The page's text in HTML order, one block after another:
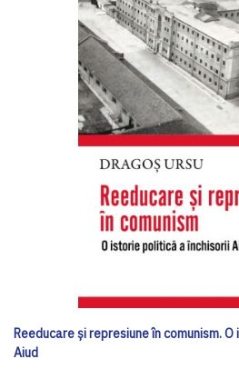
Reeducare și represiune în comunism.
Aiud